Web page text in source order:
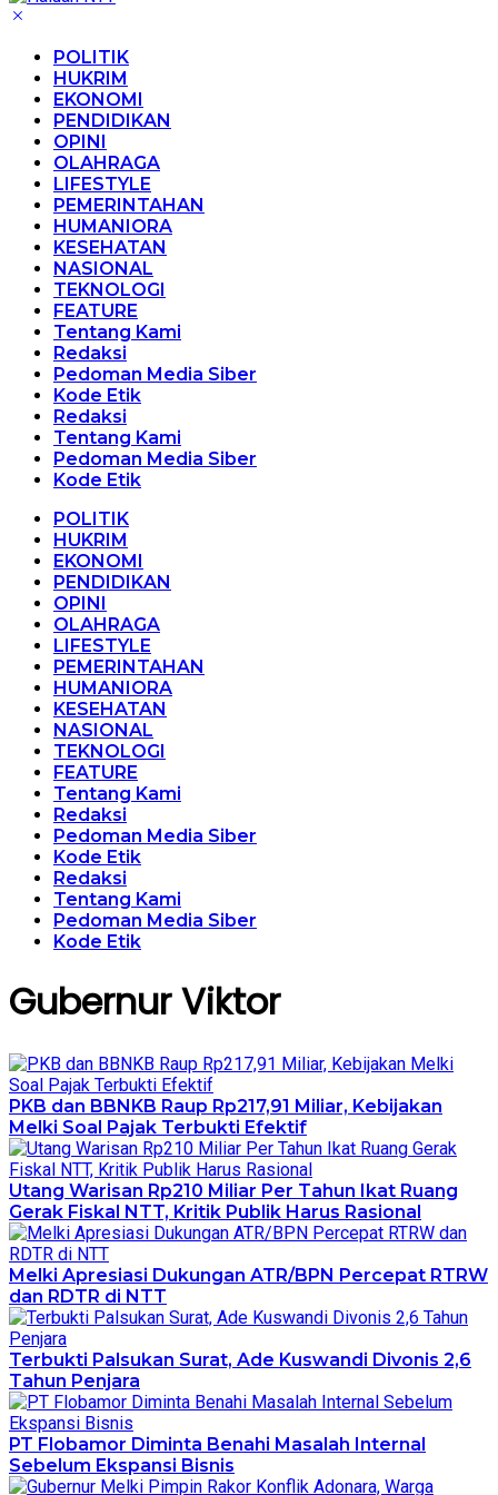
POLITIK
HUKRIM
EKONOMI
PENDIDIKAN
OPINI
OLAHRAGA
LIFESTYLE
PEMERINTAHAN
HUMANIORA
KESEHATAN
NASIONAL
TEKNOLOGI
FEATURE
Tentang Kami
Redaksi
Pedoman Media Siber
Kode Etik
Redaksi
Tentang Kami
Pedoman Media Siber
Kode Etik
POLITIK
HUKRIM
EKONOMI
PENDIDIKAN
OPINI
OLAHRAGA
LIFESTYLE
PEMERINTAHAN
HUMANIORA
KESEHATAN
NASIONAL
TEKNOLOGI
FEATURE
Tentang Kami
Redaksi
Pedoman Media Siber
Kode Etik
Redaksi
Tentang Kami
Pedoman Media Siber
Kode Etik
Gubernur Viktor
PKB dan BBNKB Raup Rp217,91 Miliar, Kebijakan
Melki Soal Pajak Terbukti Efektif
Utang Warisan Rp210 Miliar Per Tahun Ikat Ruang
Gerak Fiskal NTT, Kritik Publik Harus Rasional
Melki Apresiasi Dukungan ATR/BPN Percepat RTRW
dan RDTR di NTT
Terbukti Palsukan Surat, Ade Kuswandi Divonis 2,6
Tahun Penjara
PT Flobamor Diminta Benahi Masalah Internal
Sebelum Ekspansi Bisnis